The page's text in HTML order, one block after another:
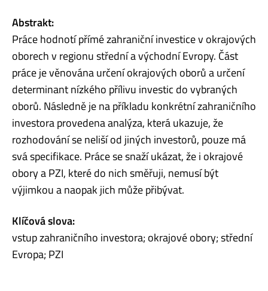
Abstrakt:
Práce hodnotí přímé zahraniční investice v okrajových
oborech v regionu střední a východní Evropy. Část
práce je věnována určení okrajových oborů a určení
determinant nízkého přílivu investic do vybraných
oborů. Následně je na příkladu konkrétní zahraničního
investora provedena analýza, která ukazuje, že
rozhodování se neliší od jiných investorů, pouze má
svá specifikace. Práce se snaží ukázat, že i okrajové
obory a PZI, které do nich směřuji, nemusí být
výjimkou a naopak jich může přibývat.
Klíčová slova:
vstup zahraničního investora; okrajové obory; střední
Evropa; PZI